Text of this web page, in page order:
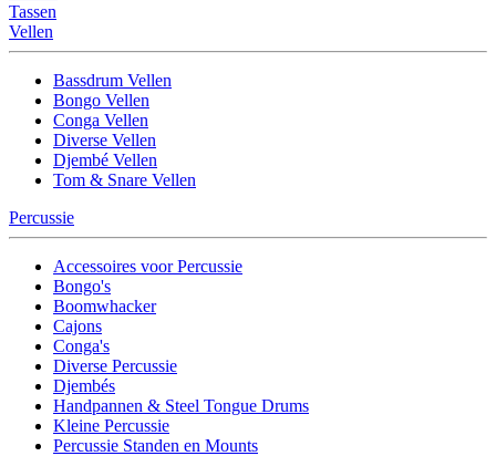
Tassen
Vellen
Bassdrum Vellen
Bongo Vellen
Conga Vellen
Diverse Vellen
Djembé Vellen
Tom & Snare Vellen
Percussie
Accessoires voor Percussie
Bongo's
Boomwhacker
Cajons
Conga's
Diverse Percussie
Djembés
Handpannen & Steel Tongue Drums
Kleine Percussie
Percussie Standen en Mounts